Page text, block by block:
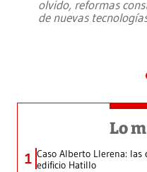
olvido, reformas
de nuevas
Lo
1 Caso Alberto Llerena:
edificio Hatillo